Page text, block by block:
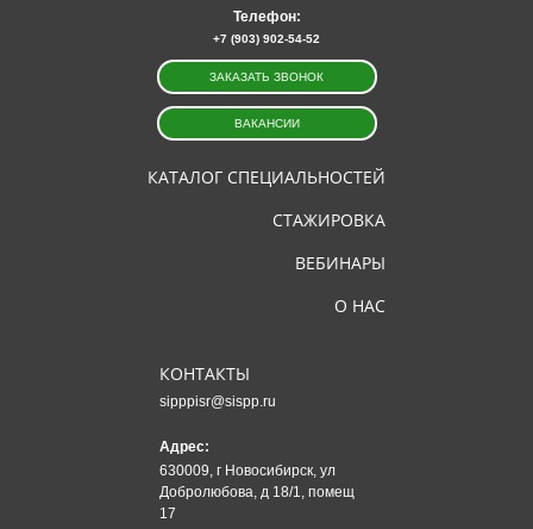
КАТАЛОГ СПЕЦИАЛЬНОСТЕЙ
СТАЖИРОВКА
ВЕБИНАРЫ
О НАС
КОНТАКТЫ
sipppisr@sispp.ru
Адрес:
630009, г Новосибирск, ул
Добролюбова, д 18/1, помещ
17
Телефон:
+7 (903) 902-54-52
ЗАКАЗАТЬ ЗВОНОК
ВАКАНСИИ